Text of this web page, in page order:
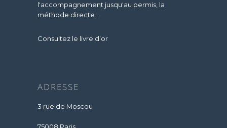
l'accompagnement jusqu'au permis, la
méthode directe...
Consultez le livre d’or
ADRESSE
3 rue de Moscou